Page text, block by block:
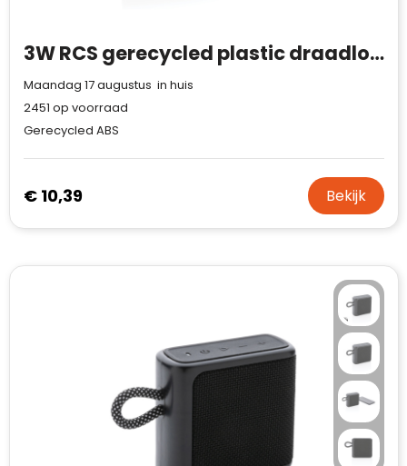
3W RCS gerecycled plastic draadloze Sunwave solar speaker
Maandag 17 augustus in huis
2451 op voorraad
Gerecycled ABS
€ 10,39 Bekijk